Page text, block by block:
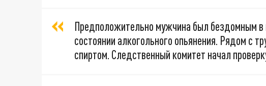
Предположительно мужчина был бездомным в
состоянии алкогольного опьянения. Рядом с
спиртом. Следственный комитет начал